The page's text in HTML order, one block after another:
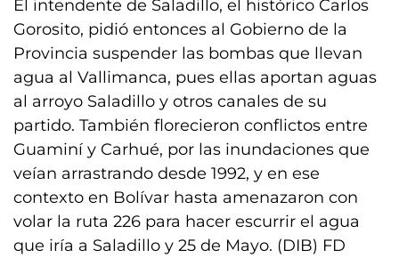
El intendente de Saladillo, el histórico Carlos
Gorosito, pidió entonces al Gobierno de la
Provincia suspender las bombas que llevan
agua al Vallimanca, pues ellas aportan aguas
al arroyo Saladillo y otros canales de su
partido. También florecieron conflictos entre
Guaminí y Carhué, por las inundaciones que
veían arrastrando desde 1992, y en ese
contexto en Bolívar hasta amenazaron con
volar la ruta 226 para hacer escurrir el agua
que iría a Saladillo y 25 de Mayo. (DIB) FD